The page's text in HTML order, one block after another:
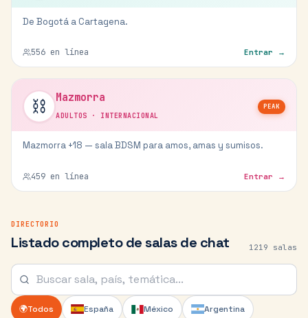
De Bogotá a Cartagena.
556 en línea Entrar →
⛓️ Mazmorra
ADULTOS · INTERNACIONAL
PEAK
Mazmorra +18 — sala BDSM para amos, amas y sumisos.
459 en línea Entrar →
DIRECTORIO
Listado completo de salas de chat 1219 salas
🌍Todos España México Argentina